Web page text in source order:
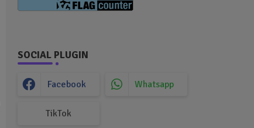
SOCIAL PLUGIN
Facebook Whatsapp
TikTok